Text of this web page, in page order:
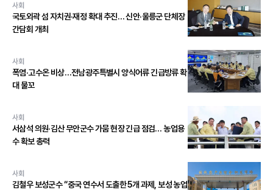
사회
국토외곽 섬 자치권·재정 확대 추진… 신안·울릉군 단체장
간담회 개최
사회
폭염·고수온 비상…전남광주특별시 양식어류 긴급방류 확
대 물꼬
사회
서삼석 의원·김산 무안군수 가뭄 현장 긴급 점검… 농업용
수 확보 총력
사회
김철우 보성군수 “중국 연수서 도출한 5개 과제, 보성 농업